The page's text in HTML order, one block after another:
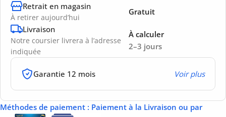
Retrait en magasin
À retirer aujourd’hui
Gratuit
Livraison
Notre coursier livrera à l’adresse
indiquée
2–3 jours
À calculer
Garantie 12 mois Voir plus
Méthodes de paiement : Paiement à la Livraison ou par